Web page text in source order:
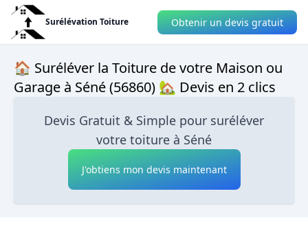
Surélévation Toiture Obtenir un devis gratuit
🏠 Suréléver la Toiture de votre Maison ou
Garage à Séné (56860) 🏡 Devis en 2 clics
Devis Gratuit & Simple pour suréléver
votre toiture à Séné
J'obtiens mon devis maintenant